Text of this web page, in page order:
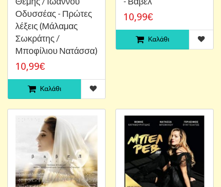
Οδυσσέας - Πρώτες
λέξεις (Μάλαμας
Σωκράτης /
Μποφίλιου Νατάσσα)
10,99€
Καλάθι
10,99€
Καλάθι